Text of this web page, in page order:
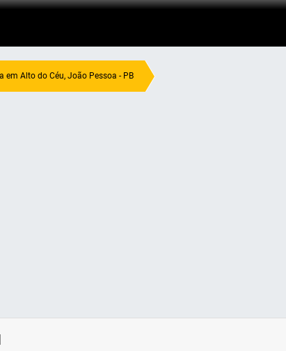
em Alto do Céu, João Pessoa - PB